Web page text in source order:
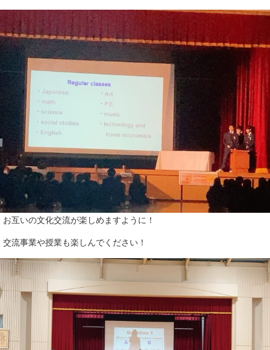
お互いの文化交流が楽しめますように！
交流事業や授業も楽しんでください！